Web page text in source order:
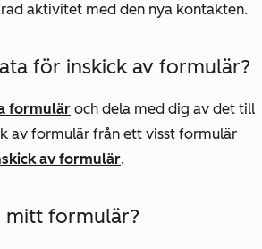
aktivitet med den nya kontakten.
för inskick av formulär?
formulär och dela med dig av det till
av formulär från ett visst formulär
av formulär.
mitt formulär?